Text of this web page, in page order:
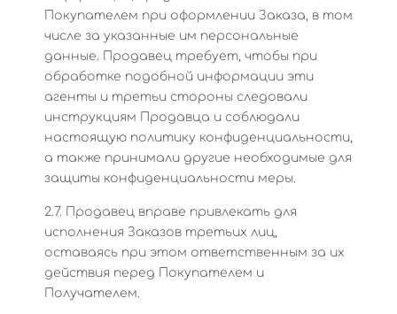
Покупателем при оформлении Заказа, в том
числе за указанные им персональные
данные. Продавец требует, чтобы при
обработке подобной информации эти
агенты и третьи стороны следовали
инструкциям Продавца и соблюдали
настоящую политику конфиденциальности,
а также принимали другие необходимые для
защиты конфиденциальности меры.
2.7. Продавец вправе привлекать для
исполнения Заказов третьих лиц,
оставаясь при этом ответственным за их
действия перед Покупателем и
Получателем.